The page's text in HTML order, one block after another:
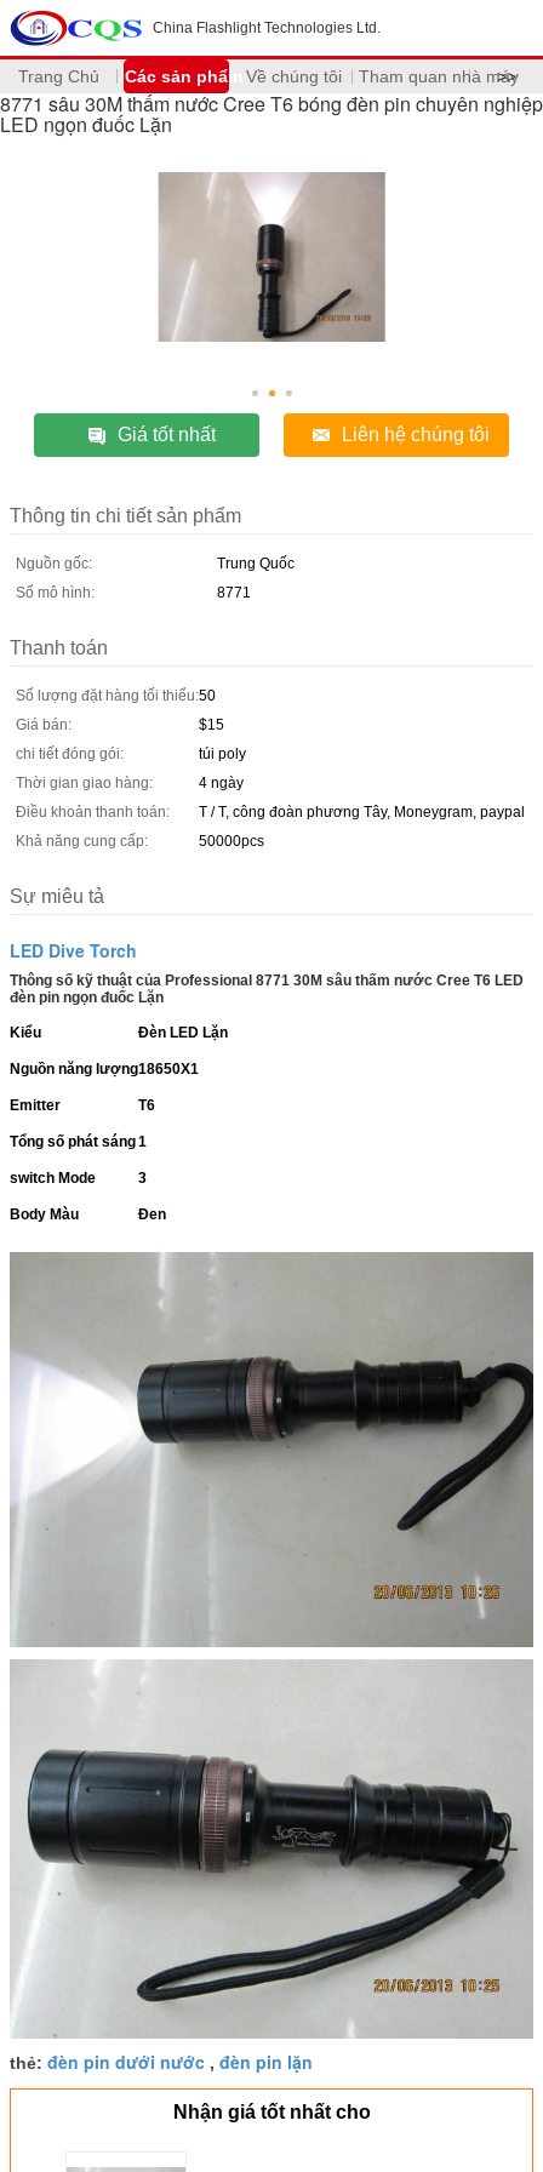
China Flashlight Technologies Ltd.
Trang Chủ Các sản phẩm Về chúng tôi Tham quan nhà máy
>>
8771 sâu 30M thấm nước Cree T6 bóng đèn pin chuyên nghiệp
LED ngọn đuốc Lặn
Giá tốt nhất Liên hệ chúng tôi
Thông tin chi tiết sản phẩm
Nguồn gốc:
Trung Quốc
Số mô hình:
8771
Thanh toán
Số lượng đặt hàng tối thiểu:50
Giá bán:
$15
chi tiết đóng gói:
túi poly
Thời gian giao hàng:
4 ngày
Điều khoản thanh toán:
T / T, công đoàn phương Tây, Moneygram, paypal
Khả năng cung cấp:
50000pcs
Sự miêu tả
LED Dive Torch
Thông số kỹ thuật của Professional 8771 30M sâu thấm nước Cree T6 LED
đèn pin ngọn đuốc Lặn
Kiểu Đèn LED Lặn
Nguồn năng lượng18650X1
Emitter T6
Tổng số phát sáng1
switch Mode 3
Body Màu Đen
thẻ: đèn pin dưới nước , đèn pin lặn
Nhận giá tốt nhất cho